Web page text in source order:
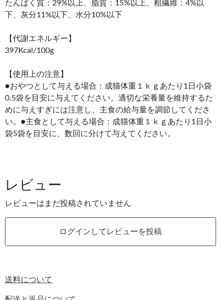
たんぱく質：29%以上、脂質：15%以上、粗繊維：4%以
下、灰分11%以下、水分10%以下
【代謝エネルギー】
397Kcal/100g
【使用上の注意】
●おやつとして与える場合：成猫体重１ｋｇあたり1日小袋
0.5袋を目安に与えてください。適切な栄養量を維持するた
めに与えすぎには注意し、主食の給与量を調節してくださ
い。●主食として与える場合：成猫体重１ｋｇあたり1日小
袋5袋を目安に、数回に分けて与えてください。
レビュー
レビューはまだ投稿されていません
ログインしてレビューを投稿
送料について